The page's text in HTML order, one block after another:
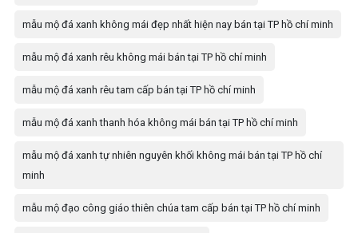
mẫu mộ đá xanh không mái đẹp nhất hiện nay bán tại TP hồ chí minh
mẫu mộ đá xanh rêu không mái bán tại TP hồ chí minh
mẫu mộ đá xanh rêu tam cấp bán tại TP hồ chí minh
mẫu mộ đá xanh thanh hóa không mái bán tại TP hồ chí minh
mẫu mộ đá xanh tự nhiên nguyên khối không mái bán tại TP hồ chí
minh
mẫu mộ đạo công giáo thiên chúa tam cấp bán tại TP hồ chí minh